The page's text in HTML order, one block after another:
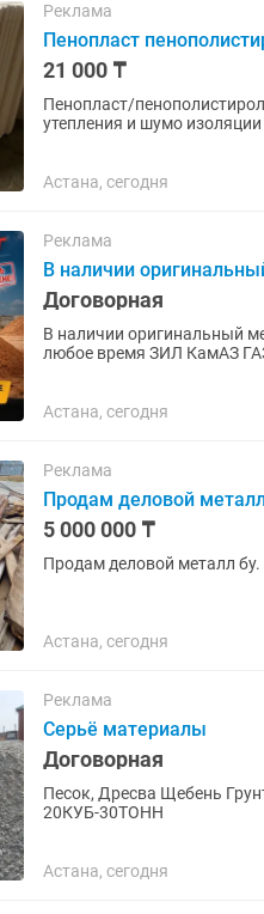
Реклама
Пенопласт
21 000 ₸
Пенопласт/
утепления и шумо
Астана, сегодня
Реклама
В наличии
Договорная
В наличии оригинальный
любое время ЗИЛ КамАЗ
Астана, сегодня
Реклама
Продам деловой
5 000 000 ₸
Продам деловой металл
Астана, сегодня
Реклама
Серьё материалы
Договорная
Песок, Дресва Щебень
20КУБ-30ТОНН
Астана, сегодня